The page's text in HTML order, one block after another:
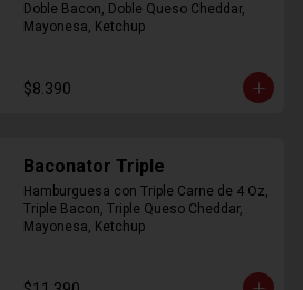
Doble Bacon, Doble Queso Cheddar,
Mayonesa, Ketchup
$8.390
Baconator Triple
Hamburguesa con Triple Carne de 4 Oz,
Triple Bacon, Triple Queso Cheddar,
Mayonesa, Ketchup